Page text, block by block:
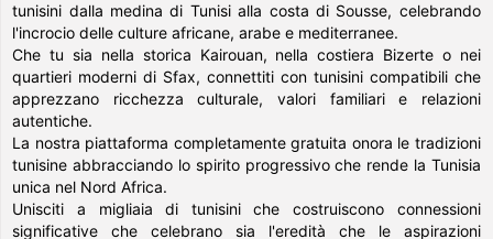
tunisini dalla medina di Tunisi alla costa di Sousse, celebrando
l'incrocio delle culture africane, arabe e mediterranee.
Che tu sia nella storica Kairouan, nella costiera Bizerte o nei
quartieri moderni di Sfax, connettiti con tunisini compatibili che
apprezzano ricchezza culturale, valori familiari e relazioni
autentiche.
La nostra piattaforma completamente gratuita onora le tradizioni
tunisine abbracciando lo spirito progressivo che rende la Tunisia
unica nel Nord Africa.
Unisciti a migliaia di tunisini che costruiscono connessioni
significative che celebrano sia l'eredità che le aspirazioni